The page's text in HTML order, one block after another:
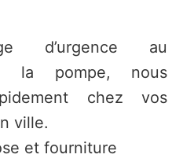
d’urgence au
la pompe, nous
chez vos
ville.
et fourniture